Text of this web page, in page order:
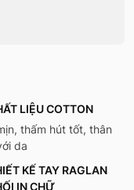
LIỆU COTTON
thấm hút tốt, thân
da
KẾ TAY RAGLAN
IN CHỮ